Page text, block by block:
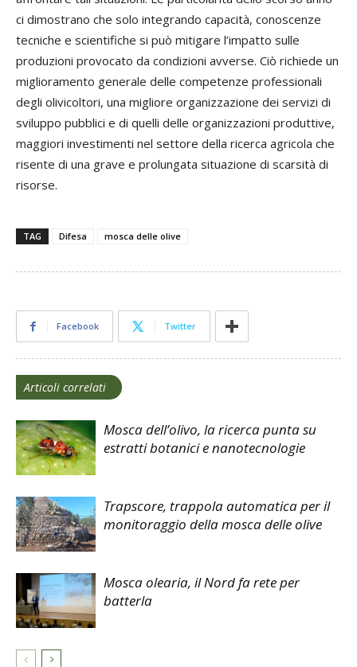
ci dimostrano che solo integrando capacità, conoscenze
tecniche e scientifiche si può mitigare l’impatto sulle
produzioni provocato da condizioni avverse. Ciò richiede un
miglioramento generale delle competenze professionali
degli olivicoltori, una migliore organizzazione dei servizi di
sviluppo pubblici e di quelli delle organizzazioni produttive,
maggiori investimenti nel settore della ricerca agricola che
risente di una grave e prolungata situazione di scarsità di
risorse.
TAG Difesa mosca delle olive
Facebook Twitter
Articoli correlati
Mosca dell’olivo, la ricerca punta su
estratti botanici e nanotecnologie
Trapscore, trappola automatica per il
monitoraggio della mosca delle olive
Mosca olearia, il Nord fa rete per
batterla